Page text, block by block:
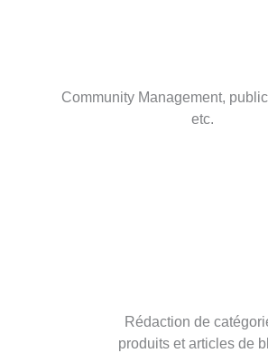
Community Management,
etc.
Rédaction de
produits et articles de